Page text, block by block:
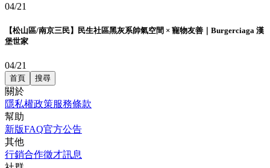
04/21
【松山區/南京三民】民生社區黑灰系帥氣空間 × 寵物友善｜Burgerciaga 漢
堡世家
04/21
首頁 搜尋
關於
隱私權政策服務條款
幫助
新版FAQ官方公告
其他
行銷合作徵才訊息